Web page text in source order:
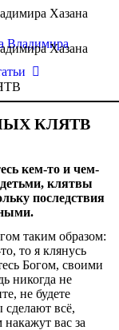
КЛЯТВ
кем-то и чем-
клятвы
последствия
таким образом:
то я клянусь
Богом, своими
никогда не
не будете
всё,
вас за